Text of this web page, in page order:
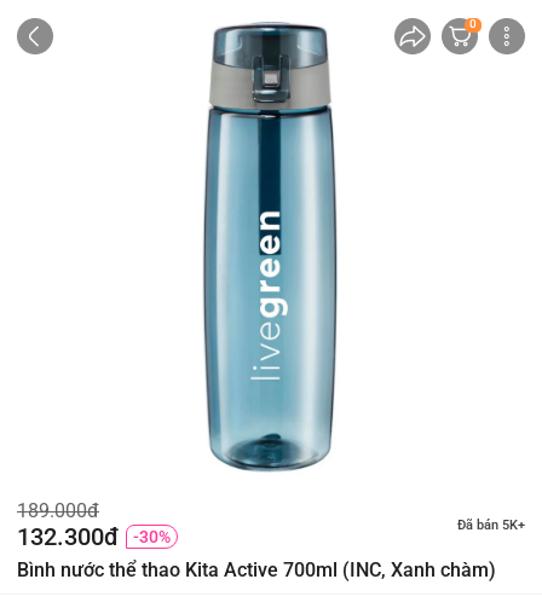
0
189.000đ
132.300đ -30%
Đã bán 5K+
Bình nước thể thao Kita Active 700ml (INC, Xanh chàm)